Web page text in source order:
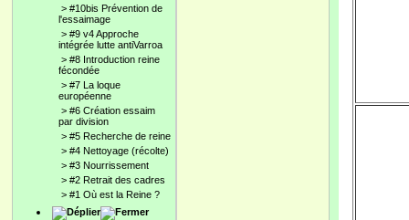
> #10bis Prévention de
l'essaimage
> #9 v4 Approche
intégrée lutte antiVarroa
> #8 Introduction reine
fécondée
> #7 La loque
européenne
> #6 Création essaim
par division
> #5 Recherche de reine
> #4 Nettoyage (récolte)
> #3 Nourrissement
> #2 Retrait des cadres
> #1 Où est la Reine ?